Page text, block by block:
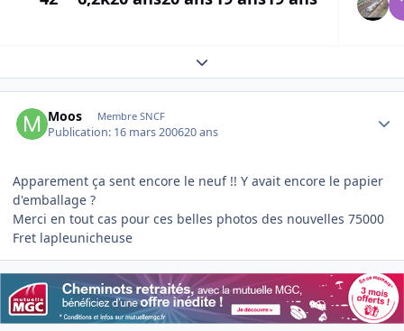
Expand topic overview
Moos Membre SNCF
Publication: 16 mars 200620 ans
Apparement ça sent encore le neuf !! Y avait encore le papier
d'emballage ?
Merci en tout cas pour ces belles photos des nouvelles 75000
Fret lapleunicheuse